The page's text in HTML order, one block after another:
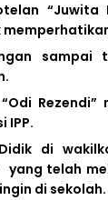
“Juwita
sampai
Rezendi”
IPP.
di
yang telah
di sekolah.